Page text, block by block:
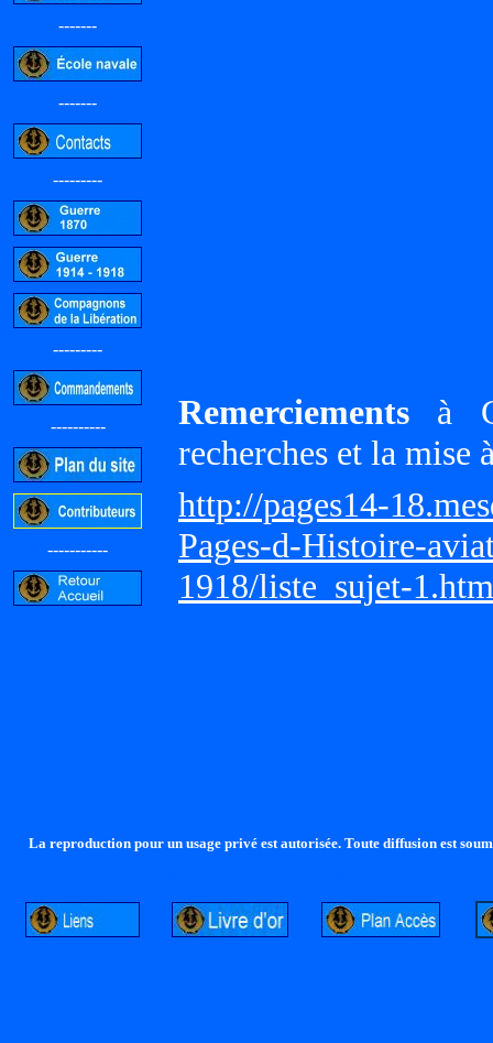
-------
-------
---------
---------
----------
-----------
Remerciements à
recherches et la mise
http://pages14-
Pages-d-Histoire-
1918/liste_sujet-1.htm
La reproduction pour un usage privé est autorisée. Toute diffusion est